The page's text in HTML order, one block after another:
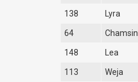
138 Lyra
64 Chamsin
148 Lea
113 Weja